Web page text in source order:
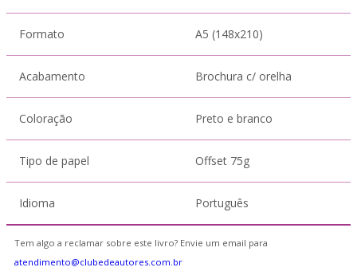
Formato A5 (148x210)
Acabamento Brochura c/ orelha
Coloração Preto e branco
Tipo de papel Offset 75g
Idioma Português
Tem algo a reclamar sobre este livro? Envie um email para
atendimento@clubedeautores.com.br